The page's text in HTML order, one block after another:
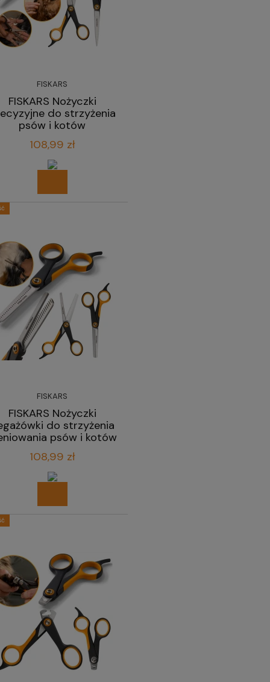
FISKARS
FISKARS Nożyczki
do strzyżenia
psów i kotów
profesjonalne 17 cm
108,99 zł
FISKARS
FISKARS Nożyczki
do strzyżenia
psów i kotów
108,99 zł